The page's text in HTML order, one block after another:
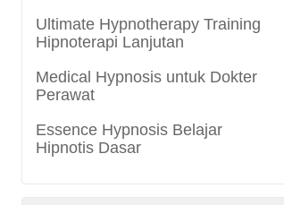
Ultimate Hypnotherapy Training
Hipnoterapi Lanjutan
Medical Hypnosis untuk Dokter
Perawat
Essence Hypnosis Belajar
Hipnotis Dasar